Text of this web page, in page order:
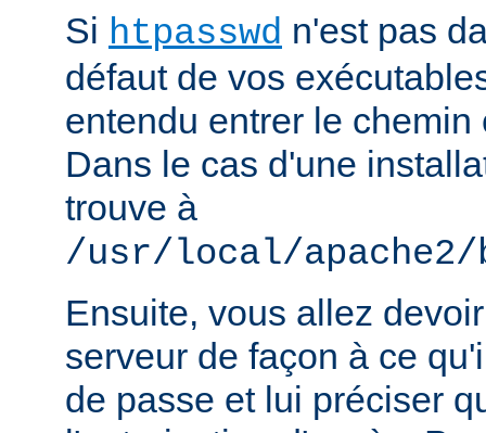
Si htpasswd n'est pas
défaut de vos
entendu entrer le chemin
Dans le cas d'une
trouve à
/usr/local/apache2/
Ensuite, vous allez
serveur de façon à ce
de passe et lui préciser